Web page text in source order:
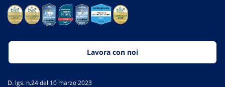
Lavora con noi
D. lgs. n.24 del 10 marzo 2023